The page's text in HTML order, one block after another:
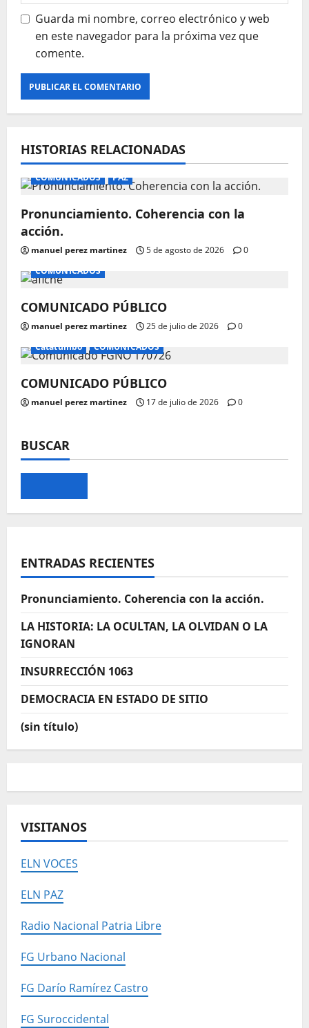
Guarda mi nombre, correo electrónico y web
en este navegador para la próxima vez que
comente.
HISTORIAS RELACIONADAS
COMUNICADOS PAZ
Pronunciamiento. Coherencia con la
acción.
manuel perez martinez 5 de agosto de 2026
0
COMUNICADOS
COMUNICADO PÚBLICO
manuel perez martinez 25 de julio de 2026
0
Catatumbo
COMUNICADOS
COMUNICADO PÚBLICO
manuel perez martinez 17 de julio de 2026 0
BUSCAR
ENTRADAS RECIENTES
Pronunciamiento. Coherencia con la acción.
LA HISTORIA: LA OCULTAN, LA OLVIDAN O LA
IGNORAN
INSURRECCIÓN 1063
DEMOCRACIA EN ESTADO DE SITIO
(sin título)
VISITANOS
ELN VOCES
ELN PAZ
Radio Nacional Patria Libre
FG Urbano Nacional
FG Darío Ramírez Castro
FG Suroccidental